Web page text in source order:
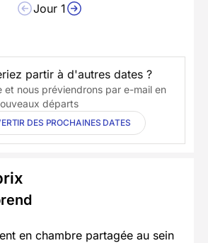
Jour 1
partir à d'autres dates ?
et nous préviendrons par e-mail en
départs
DES PROCHAINES DATES
en chambre partagée au sein